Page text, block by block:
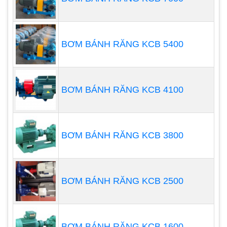
mục đích này, tần suất của chu kỳ hoạt động
hoặc khối lượng hoạt động hiệu quả của bơm
định lượng phải được điều chỉnh.
BƠM BÁNH RĂNG KCB 5400
BƠM BÁNH RĂNG KCB 4100
BƠM BÁNH RĂNG KCB 3800
BƠM BÁNH RĂNG KCB 2500